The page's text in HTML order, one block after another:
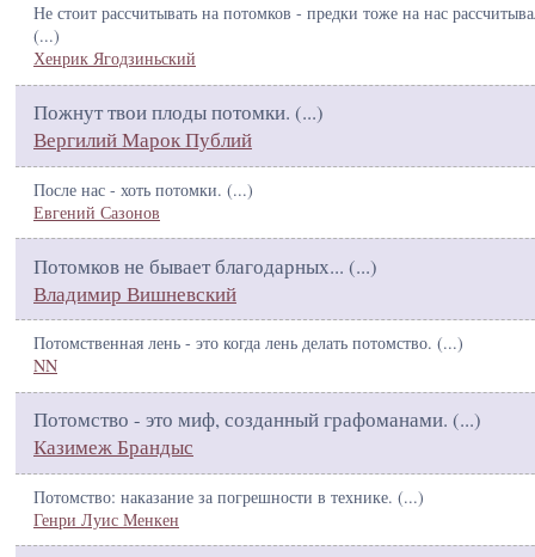
Не стоит рассчитывать на потомков - предки тоже на нас
(...)
Хенрик Ягодзиньский
Пожнут твои плоды потомки. (...)
Вергилий Марок Публий
После нас - хоть потомки. (...)
Евгений Сазонов
Потомков не бывает благодарных... (...)
Владимир Вишневский
Потомственная лень - это когда лень делать потомство. (...)
NN
Потомство - это миф, созданный графоманами. (...)
Казимеж Брандыс
Потомство: наказание за погрешности в технике. (...)
Генри Луис Менкен